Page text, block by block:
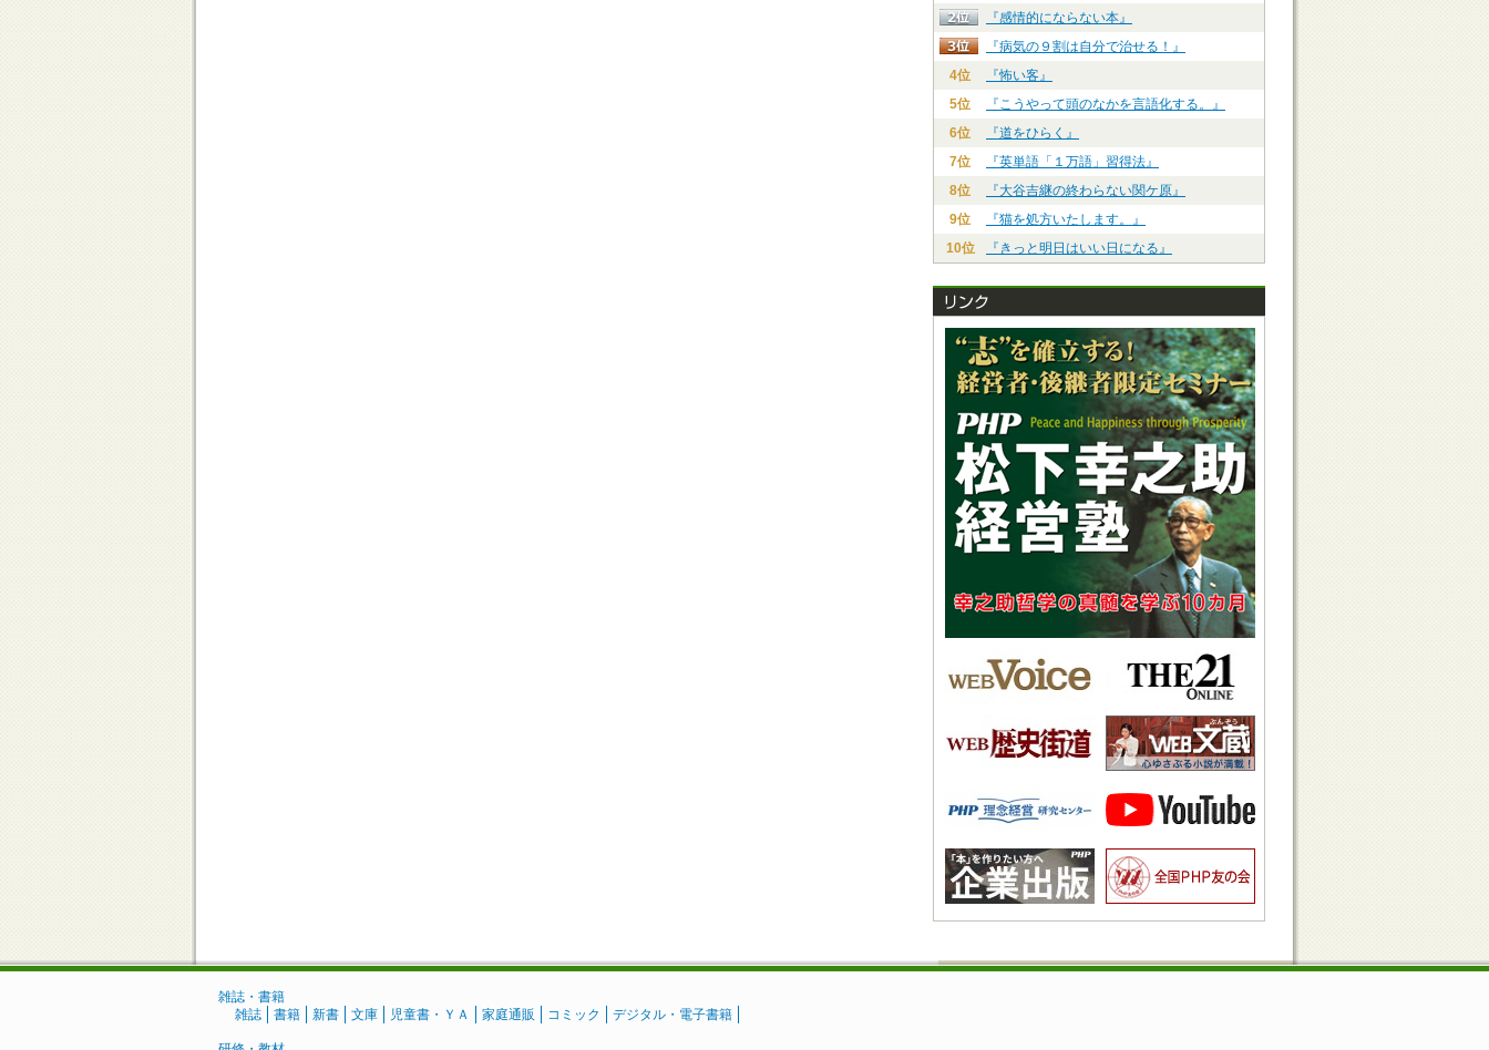
『感情的にならない本』
『病気の９割は自分で治せる！』
4位
『怖い客』
5位
『こうやって頭のなかを言語化する。』
6位
『道をひらく』
7位
『英単語「１万語」習得法』
8位
『大谷吉継の終わらない関ケ原』
9位
『猫を処方いたします。』
10位
『きっと明日はいい日になる』
雑誌・書籍
雑誌
書籍 新書 文庫 児童書・ＹＡ 家庭通販 コミック デジタル・電子書籍